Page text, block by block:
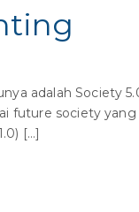
adalah Society
future society yang
[…]